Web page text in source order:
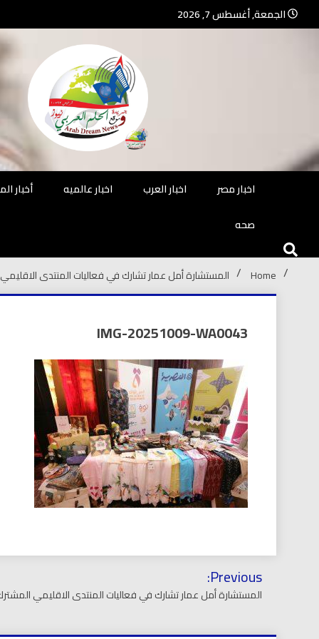
الجمعة, أغسطس 7, 2026
جريدة مستقلة – صحافة تضيئ لك
اخبار مصر
اخبار العرب اخبار عالميه
أخبار
صحه
Home المستشارة أمل عمار تشارك في فعاليات المنتدى
IMG-20251009-WA0043
تصفّح
المقالات
Previous:
المستشارة أمل عمار تشارك في فعاليات المنتدى الاقليمي